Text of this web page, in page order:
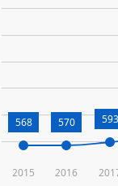
2015 2016
568 570 593